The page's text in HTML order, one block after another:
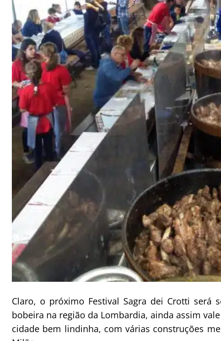
Claro, o próximo Festival Sagra dei Crotti será
bobeira na região da Lombardia, ainda assim
cidade bem lindinha, com várias construções